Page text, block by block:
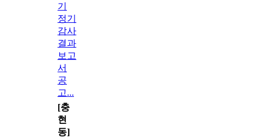
기
정기
감사
결과
보고
서
공
고...
[충
현
동]